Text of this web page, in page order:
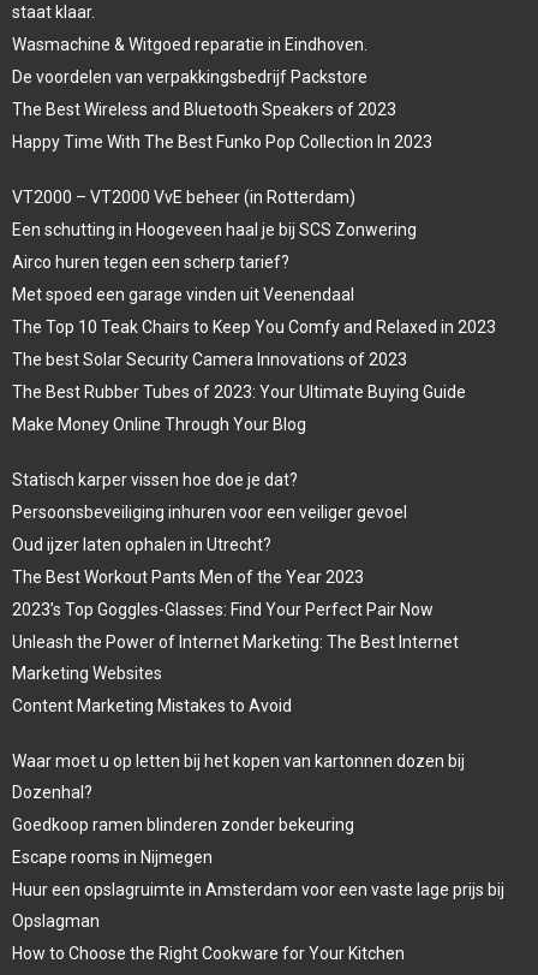
staat klaar.
Wasmachine & Witgoed reparatie in Eindhoven.
De voordelen van verpakkingsbedrijf Packstore
The Best Wireless and Bluetooth Speakers of 2023
Happy Time With The Best Funko Pop Collection In 2023
VT2000 – VT2000 VvE beheer (in Rotterdam)
Een schutting in Hoogeveen haal je bij SCS Zonwering
Airco huren tegen een scherp tarief?
Met spoed een garage vinden uit Veenendaal
The Top 10 Teak Chairs to Keep You Comfy and Relaxed in 2023
The best Solar Security Camera Innovations of 2023
The Best Rubber Tubes of 2023: Your Ultimate Buying Guide
Make Money Online Through Your Blog
Statisch karper vissen hoe doe je dat?
Persoonsbeveiliging inhuren voor een veiliger gevoel
Oud ijzer laten ophalen in Utrecht?
The Best Workout Pants Men of the Year 2023
2023’s Top Goggles-Glasses: Find Your Perfect Pair Now
Unleash the Power of Internet Marketing: The Best Internet
Marketing Websites
Content Marketing Mistakes to Avoid
Waar moet u op letten bij het kopen van kartonnen dozen bij
Dozenhal?
Goedkoop ramen blinderen zonder bekeuring
Escape rooms in Nijmegen
Huur een opslagruimte in Amsterdam voor een vaste lage prijs bij
Opslagman
How to Choose the Right Cookware for Your Kitchen